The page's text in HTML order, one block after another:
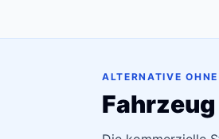
ALTERNATIVE